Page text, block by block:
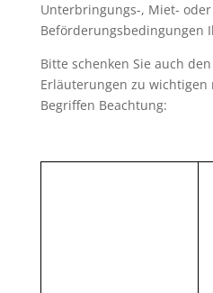
Unterbringungs-, Miet- oder
Beförderungsbedingungen
Bitte schenken Sie auch
Erläuterungen zu
Begriffen Beachtung: